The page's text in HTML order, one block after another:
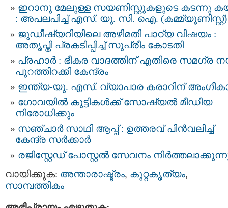
ഇറാനു മേലുള്ള സയണിസ്റ്റുകളുടെ കടന്നു
: അപലപിച്ച് എസ്‌. യു. സി. ഐ. (കമ്മ്യൂണിസ്റ്റ്)
ജുഡീഷ്യറിയിലെ അഴിമതി പാഠ്യ വിഷയം :
അതൃപ്തി പ്രകടിപ്പിച്ച് സുപ്രീം കോടതി
പ്രഹാർ : ഭീകര വാദത്തിന് എതിരെ സമഗ്ര
പുറത്തിറക്കി കേന്ദ്രം
ഇന്ത്യ-യു. എസ്. വ്യാപാര കരാറിന്
ഗോവയിൽ കുട്ടികൾക്ക് സോഷ്യൽ മീഡിയ
നിരോധിക്കും
സഞ്ചാർ സാഥി ആപ്പ് : ഉത്തരവ് പിൻവലിച്ച്
കേന്ദ്ര സർക്കാർ
രജിസ്റ്റേഡ് പോസ്റ്റല്‍ സേവനം
വായിക്കുക: അന്താരാഷ്ട്രം, കുറ്റകൃത്യം,
സാമ്പത്തികം